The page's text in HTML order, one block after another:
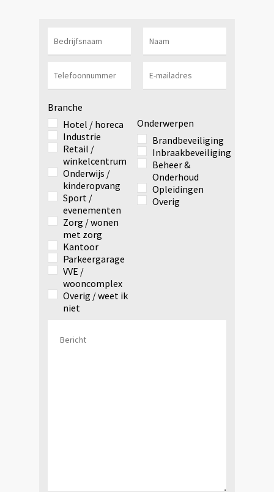
Branche
Hotel / horeca
Industrie
Retail /
winkelcentrum
Onderwijs /
kinderopvang
Sport /
evenementen
Zorg / wonen
met zorg
Kantoor
Parkeergarage
VVE /
wooncomplex
Overig / weet ik
niet
Onderwerpen
Brandbeveiliging
Inbraakbeveiliging
Beheer &
Onderhoud
Opleidingen
Overig